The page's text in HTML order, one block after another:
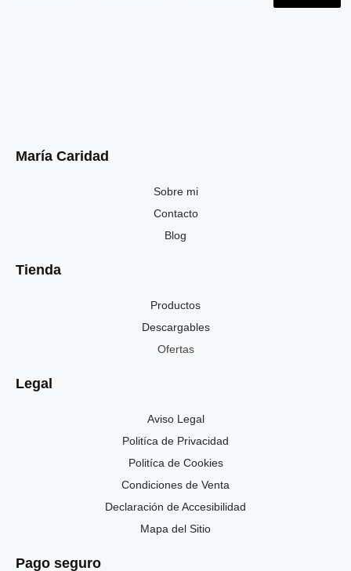
María Caridad
Sobre mi
Contacto
Blog
Tienda
Productos
Descargables
Ofertas
Legal
Aviso Legal
Politíca de Privacidad
Politíca de Cookies
Condiciones de Venta
Declaración de Accesibilidad
Mapa del Sitio
Pago seguro